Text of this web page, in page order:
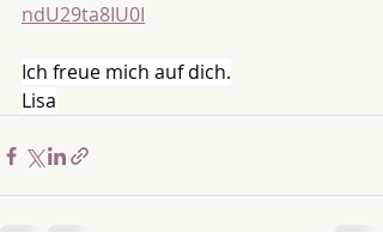
ndU29ta8IU0I
Ich freue mich auf dich.
Lisa